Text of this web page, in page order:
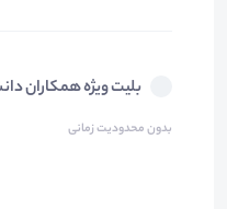
بلیت ویژه همکاران
بدون محدودیت زمانی